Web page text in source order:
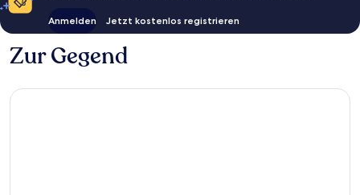
Anmelden Jetzt kostenlos registrieren
Zur Gegend